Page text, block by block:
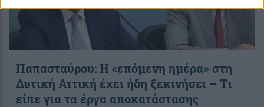
Παπασταύρου: Η «επόμενη ημέρα» στη
Δυτική Αττική έχει ήδη ξεκινήσει – Tι
είπε για τα έργα αποκατάστασης